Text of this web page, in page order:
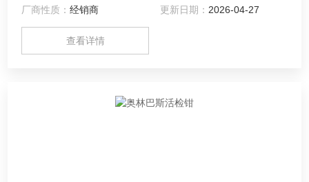
厂商性质：经销商 更新日期： 2026-04-27
查看详情